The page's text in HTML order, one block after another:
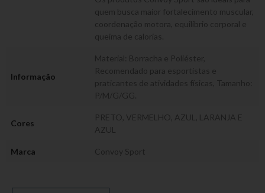
quem busca maior fortalecimento muscular,
coordenação motora, equilíbrio corporal e
queima de calorias.
Informação
Material: Borracha e Poliéster,
Recomendado para esportistas e
praticantes de atividades físicas, Tamanho:
P/M/G/GG.
Cores
PRETO, VERMELHO, AZUL, LARANJA E
AZUL
Marca Convoy Sport